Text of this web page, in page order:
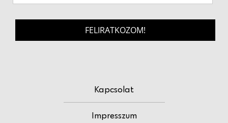
FELIRATKOZOM!
Kapcsolat
Impresszum